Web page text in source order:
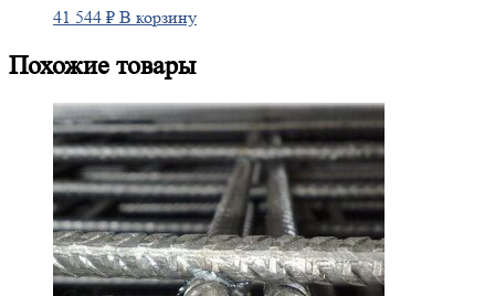
41 544 ₽ В корзину
Похожие товары